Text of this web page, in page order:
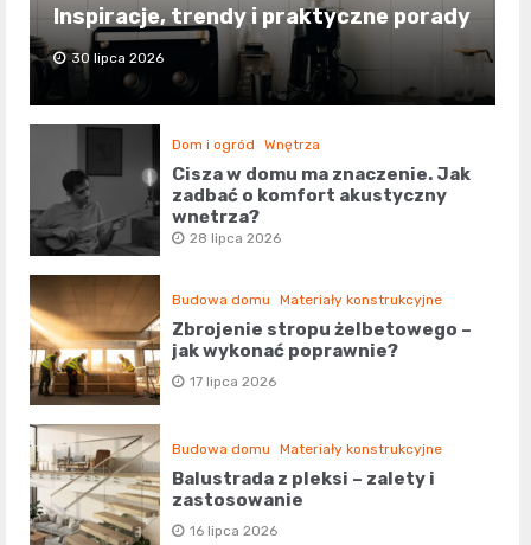
Inspiracje, trendy i praktyczne porady
30 lipca 2026
Dom i ogród Wnętrza
Cisza w domu ma znaczenie. Jak
zadbać o komfort akustyczny
wnętrza?
28 lipca 2026
Budowa domu Materiały konstrukcyjne
Zbrojenie stropu żelbetowego –
jak wykonać poprawnie?
17 lipca 2026
Budowa domu Materiały konstrukcyjne
Balustrada z pleksi – zalety i
zastosowanie
16 lipca 2026